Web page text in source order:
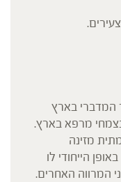
המדברי בארץ
מרפא בארץ.
מזינה
הייחודי לו
המרווה האחרים.